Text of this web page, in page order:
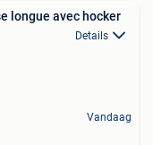
chaise longue avec hocker
Details
Vandaag